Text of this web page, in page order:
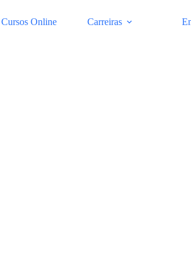
Cursos Online Carreiras